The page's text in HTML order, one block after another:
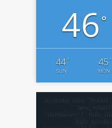
46°
44°
SUN
45°
MON